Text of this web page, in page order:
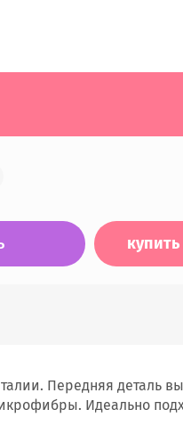
Передняя деталь
Идеально